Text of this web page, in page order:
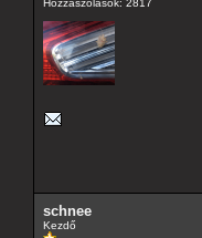
Hozzászólások: 2817
schnee
Kezdő